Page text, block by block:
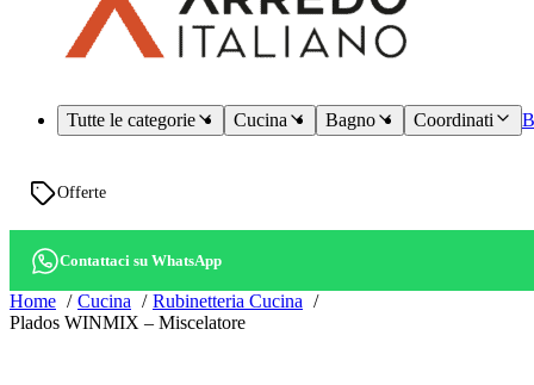
Tutte le categorie Cucina Bagno Coordinati
Offerte
Contattaci su WhatsApp
Home Cucina
Rubinetteria Cucina
Plados WINMIX – Miscelatore